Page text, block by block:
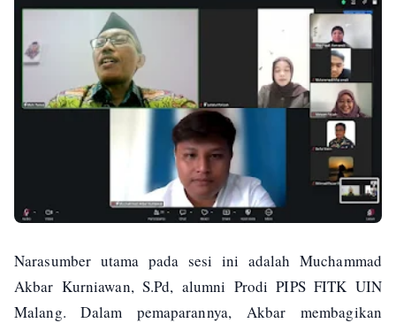
Narasumber utama pada sesi ini adalah Muchammad
Akbar Kurniawan, S.Pd, alumni Prodi PIPS FITK UIN
Malang. Dalam pemaparannya, Akbar membagikan